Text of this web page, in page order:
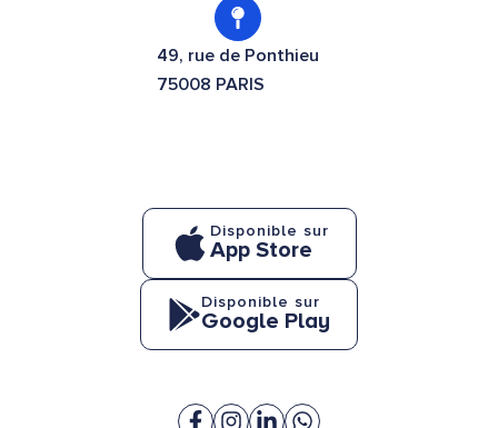
49, rue de Ponthieu
75008 PARIS
Disponible sur
App Store
Disponible sur
Google Play